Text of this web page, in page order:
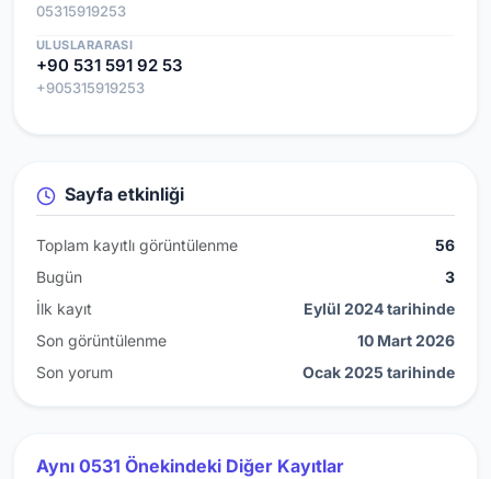
05315919253
ULUSLARARASI
+90 531 591 92 53
+905315919253
Sayfa etkinliği
Toplam kayıtlı görüntülenme
56
Bugün
3
İlk kayıt
Eylül 2024 tarihinde
Son görüntülenme
10 Mart 2026
Son yorum
Ocak 2025 tarihinde
Aynı 0531 Önekindeki Diğer Kayıtlar